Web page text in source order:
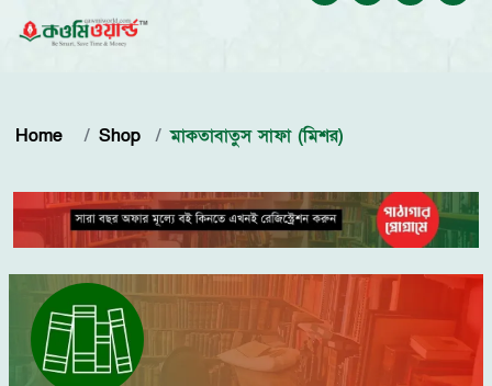
Home Shop মাকতাবাতুস সাফা (মিশর)